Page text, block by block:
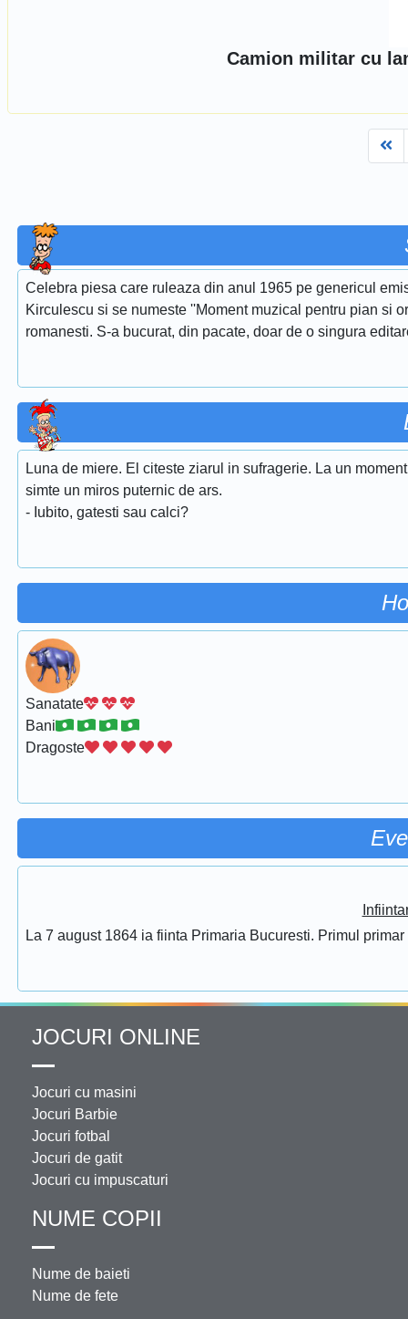
Camion militar cu
Celebra piesa care ruleaza din anul 1965 pe genericul
Kirculescu si se numeste ''Moment muzical pentru pian si
romanesti. S-a bucurat, din pacate, doar de o singura
Luna de miere. El citeste ziarul in sufragerie. La un
simte un miros puternic de ars.
- Iubito, gatesti sau calci?
Sanatate
Bani
Dragoste
La 7 august 1864 ia fiinta Primaria Bucuresti. Primul
JOCURI ONLINE
Jocuri cu masini
Jocuri Barbie
Jocuri fotbal
Jocuri de gatit
Jocuri cu impuscaturi
NUME COPII
Nume de baieti
Nume de fete